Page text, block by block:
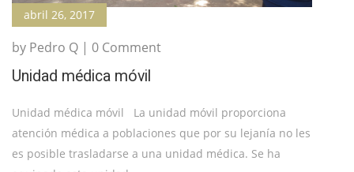
abril 26, 2017
by Pedro Q | 0 Comment
Unidad médica móvil
Unidad médica móvil La unidad móvil proporciona
atención médica a poblaciones que por su lejanía no les
es posible trasladarse a una unidad médica. Se ha